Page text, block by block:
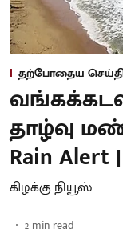
தற்போதைய
தாழ்வு
Rain Alert |
கிழக்கு நியூஸ்
2 min read